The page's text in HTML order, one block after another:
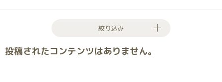
絞り込み
投稿されたコンテンツはありません。